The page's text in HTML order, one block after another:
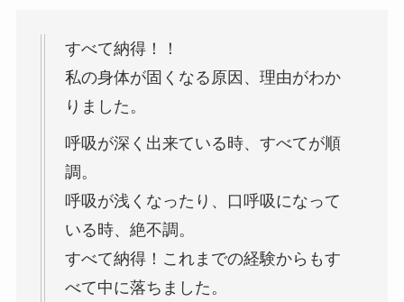
すべて納得！！
私の身体が固くなる原因、理由がわか
りました。
呼吸が深く出来ている時、すべてが順
調。
呼吸が浅くなったり、口呼吸になって
いる時、絶不調。
すべて納得！これまでの経験からもす
べて中に落ちました。